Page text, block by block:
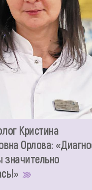
Кристина
Орлова: